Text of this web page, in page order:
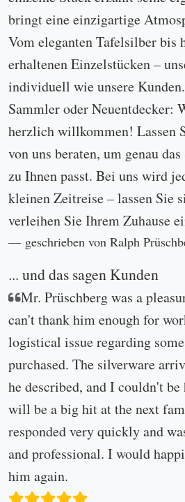
bringt eine einzigartige
Vom eleganten Tafelsilber bis
erhaltenen Einzelstücken –
individuell wie unsere
Sammler oder Neuentdecker:
herzlich willkommen! Lassen
von uns beraten, um genau
zu Ihnen passt. Bei uns wird
kleinen Zeitreise – lassen Sie
verleihen Sie Ihrem Zuhause
geschrieben von Ralph
... und das sagen Kunden
Mr. Prüschberg was a
can't thank him enough for
logistical issue regarding
purchased. The silverware
he described, and I couldn't
will be a big hit at the next
responded very quickly and
and professional. I would
him again.